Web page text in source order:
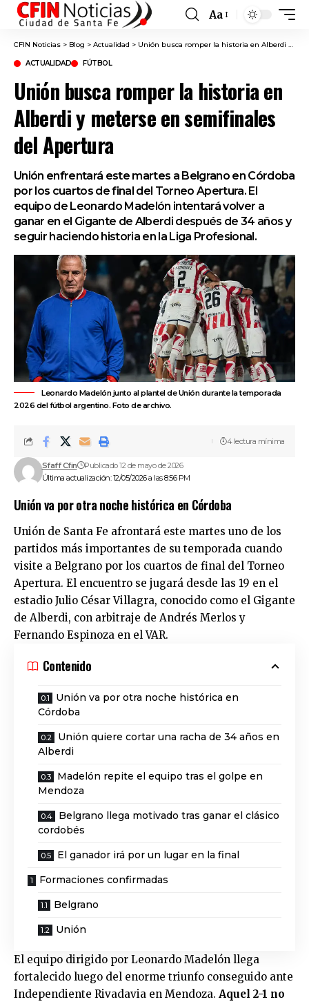
Font
Resizer
Aa
CFIN Noticias > Blog > Actualidad > Unión busca romper la historia en Alberdi y meterse en semifinales del Apertura
ACTUALIDAD FÚTBOL
Unión busca romper la historia en
Alberdi y meterse en semifinales
del Apertura
Unión enfrentará este martes a Belgrano en Córdoba
por los cuartos de final del Torneo Apertura. El
equipo de Leonardo Madelón intentará volver a
ganar en el Gigante de Alberdi después de 34 años y
seguir haciendo historia en la Liga Profesional.
Leonardo Madelón junto al plantel de Unión durante la temporada
2026 del fútbol argentino. Foto de archivo.
Última actualización: 12/05/2026 a las 8:56 PM
Sfaff Cfin Publicado 12 de mayo de 2026
4 lectura mínima
Unión va por otra noche histórica en Córdoba
Unión de Santa Fe afrontará este martes uno de los
partidos más importantes de su temporada cuando
visite a Belgrano por los cuartos de final del Torneo
Apertura. El encuentro se jugará desde las 19 en el
estadio Julio César Villagra, conocido como el Gigante
de Alberdi, con arbitraje de Andrés Merlos y
Fernando Espinoza en el VAR.
Contenido
Unión va por otra noche histórica en
Córdoba
Unión quiere cortar una racha de 34 años en
Alberdi
Madelón repite el equipo tras el golpe en
Mendoza
Belgrano llega motivado tras ganar el clásico
cordobés
El ganador irá por un lugar en la final
Formaciones confirmadas
Belgrano
Unión
El equipo dirigido por Leonardo Madelón llega
fortalecido luego del enorme triunfo conseguido ante
Independiente Rivadavia en Mendoza. Aquel 2-1 no